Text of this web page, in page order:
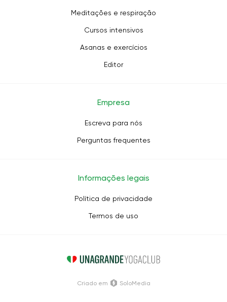
Meditações e respiração
Cursos intensivos
Asanas e exercícios
Editor
Empresa
Escreva para nós
Perguntas frequentes
Informações legais
Política de privacidade
Termos de uso
Criado em SoloMedia